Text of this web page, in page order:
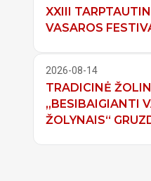
XXIII
VASAROS
2026-08-14
TRADICINĖ
„BESIBAIGIANTI
ŽOLYNAIS“